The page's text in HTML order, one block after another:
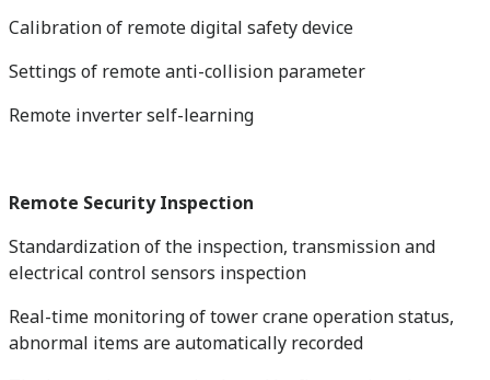
Calibration of remote digital safety device
Settings of remote anti-collision parameter
Remote inverter self-learning
Remote Security Inspection
Standardization of the inspection, transmission and
electrical control sensors inspection
Real-time monitoring of tower crane operation status,
abnormal items are automatically recorded